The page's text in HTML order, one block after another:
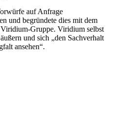
auf Anfrage
und begründete dies mit dem
Gruppe. Viridium selbst
und sich „den Sachverhalt
ansehen“.